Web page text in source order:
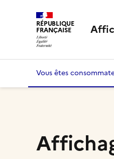
RÉPUBLIQUE
FRANÇAISE
Vous êtes